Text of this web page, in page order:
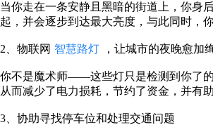
当你走在一条安静且黑暗的街道上，你身
起，并会逐步到达最大亮度，与此同时，
2、物联网 智慧路灯 ，让城市的夜晚愈加
你不是魔术师——这些灯只是检测到你了
从而减少了电力损耗，节约了资金，并有
3、协助寻找停车位和处理交通问题